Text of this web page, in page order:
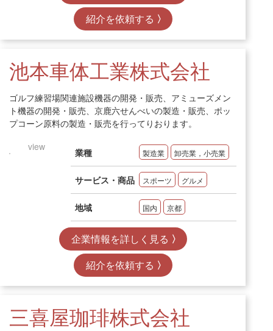
紹介を依頼する
池本車体工業株式会社
ゴルフ練習場関連施設機器の開発・販売、アミューズメン
ト機器の開発・販売、京鹿六せんべいの製造・販売、ポッ
プコーン原料の製造・販売を行ってりおります。
view
業種 製造業 卸売業，小売業
サービス・商品 スポーツ グルメ
地域 国内 京都
企業情報を詳しく見る
紹介を依頼する
三喜屋珈琲株式会社